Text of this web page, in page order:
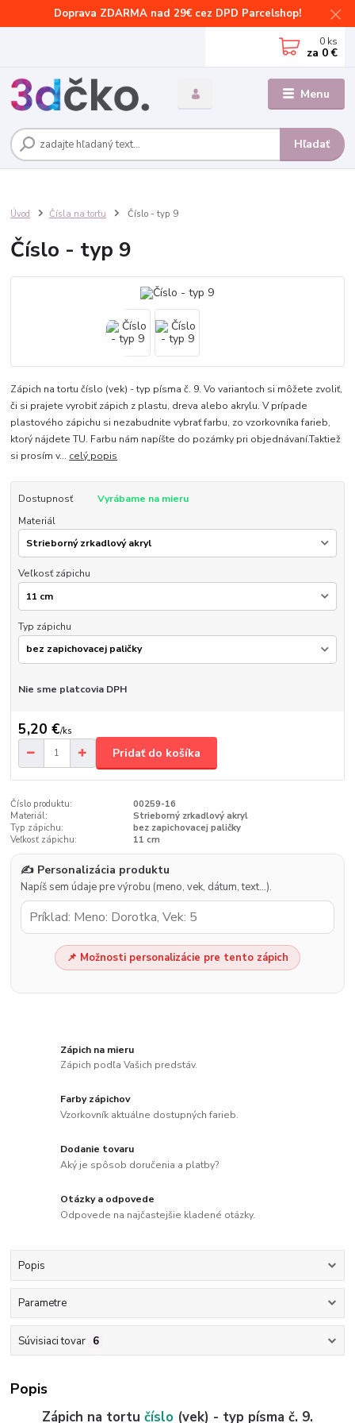
Doprava ZDARMA nad 29€ cez DPD Parcelshop!
Menu
Hľadať
0 ks
za 0 €
Úvod Čísla na tortu Číslo - typ 9
Číslo - typ 9
Zápich na tortu číslo (vek) - typ písma č. 9. Vo variantoch si môžete zvoliť,
či si prajete vyrobiť zápich z plastu, dreva alebo akrylu. V prípade
plastového zápichu si nezabudnite vybrať farbu, zo vzorkovníka farieb,
ktorý nájdete TU. Farbu nám napíšte do pozámky pri objednávaní.Taktiež
si prosím v... celý popis
Dostupnosť
Vyrábame na mieru
Materiál
Veľkosť zápichu
Typ zápichu
Nie sme platcovia DPH
5,20 €/ks
Pridať do košíka
Číslo produktu:
00259-16
Materiál:
Strieborný zrkadlový akryl
Typ zápichu:
bez zapichovacej paličky
Veľkosť zápichu:
11 cm
✍️ Personalizácia produktu
Napíš sem údaje pre výrobu (meno, vek, dátum, text…).
📌 Možnosti personalizácie pre tento zápich
Zápich na mieru
Zápich podľa Vašich predstáv.
Farby zápichov
Vzorkovník aktuálne dostupných farieb.
Dodanie tovaru
Aký je spôsob doručenia a platby?
Otázky a odpovede
Odpovede na najčastejšie kladené otázky.
Popis
Parametre
Súvisiaci tovar 6
Popis
Zápich na tortu číslo (vek) - typ písma č. 9.